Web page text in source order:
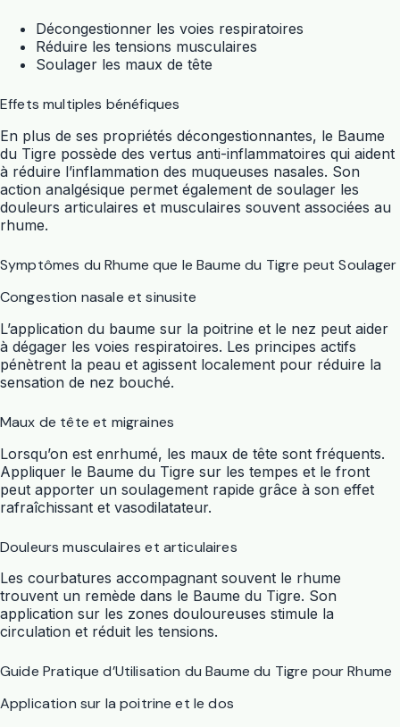
Décongestionner les voies respiratoires
Réduire les tensions musculaires
Soulager les maux de tête
Effets multiples bénéfiques
En plus de ses propriétés décongestionnantes, le Baume
du Tigre possède des vertus anti-inflammatoires qui aident
à réduire l’inflammation des muqueuses nasales. Son
action analgésique permet également de soulager les
douleurs articulaires et musculaires souvent associées au
rhume.
Symptômes du Rhume que le Baume du Tigre peut Soulager
Congestion nasale et sinusite
L’application du baume sur la poitrine et le nez peut aider
à dégager les voies respiratoires. Les principes actifs
pénètrent la peau et agissent localement pour réduire la
sensation de nez bouché.
Maux de tête et migraines
Lorsqu’on est enrhumé, les maux de tête sont fréquents.
Appliquer le Baume du Tigre sur les tempes et le front
peut apporter un soulagement rapide grâce à son effet
rafraîchissant et vasodilatateur.
Douleurs musculaires et articulaires
Les courbatures accompagnant souvent le rhume
trouvent un remède dans le Baume du Tigre. Son
application sur les zones douloureuses stimule la
circulation et réduit les tensions.
Guide Pratique d’Utilisation du Baume du Tigre pour Rhume
Application sur la poitrine et le dos